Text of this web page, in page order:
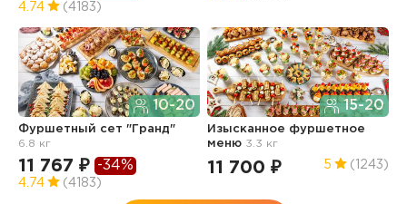
4.74 (4183)
10-20
Фуршетный сет "Гранд"
6.8 кг
11 767 ₽ -34%
4.74 (4183)
15-20
Изысканное фуршетное
меню 3.3 кг
11 700 ₽ 5 (1243)